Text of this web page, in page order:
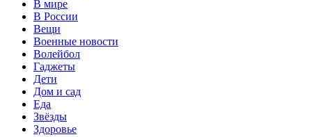
В мире
В России
Вещи
Военные новости
Волейбол
Гаджеты
Дети
Дом и сад
Еда
Звёзды
Здоровье